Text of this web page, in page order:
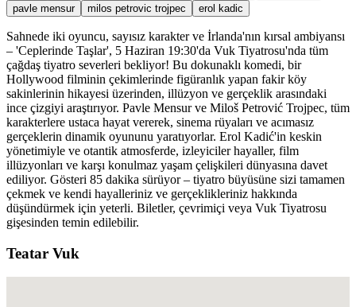
pavle mensur
milos petrovic trojpec erol kadic
Sahnede iki oyuncu, sayısız karakter ve İrlanda'nın kırsal ambiyansı
– 'Ceplerinde Taşlar', 5 Haziran 19:30'da Vuk Tiyatrosu'nda tüm
çağdaş tiyatro severleri bekliyor! Bu dokunaklı komedi, bir
Hollywood filminin çekimlerinde figüranlık yapan fakir köy
sakinlerinin hikayesi üzerinden, illüzyon ve gerçeklik arasındaki
ince çizgiyi araştırıyor. Pavle Mensur ve Miloš Petrović Trojpec, tüm
karakterlere ustaca hayat vererek, sinema rüyaları ve acımasız
gerçeklerin dinamik oyununu yaratıyorlar. Erol Kadić'in keskin
yönetimiyle ve otantik atmosferde, izleyiciler hayaller, film
illüzyonları ve karşı konulmaz yaşam çelişkileri dünyasına davet
ediliyor. Gösteri 85 dakika sürüyor – tiyatro büyüsüne sizi tamamen
çekmek ve kendi hayalleriniz ve gerçeklikleriniz hakkında
düşündürmek için yeterli. Biletler, çevrimiçi veya Vuk Tiyatrosu
gişesinden temin edilebilir.
Teatar Vuk